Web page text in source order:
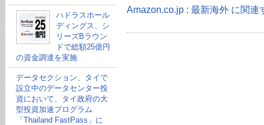
ハドラスホール
ディングス、シ
リーズBラウン
ドで総額25億円
の資金調達を実施
データセクション、タイで
設立中のデータセンター投
資において、タイ政府の大
型投資加速プログラム
「Thailand FastPass」に
Amazon.co.jp : 最新海外 に関連